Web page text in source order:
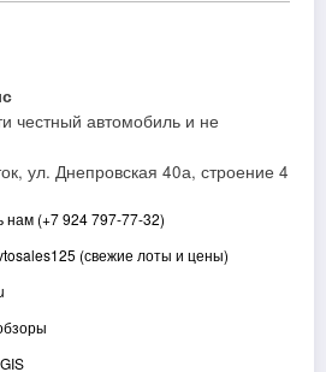
честный автомобиль и не
ул. Днепровская 40а, строение 4
нам (+7 924 797-77-32)
(свежие лоты и цены)